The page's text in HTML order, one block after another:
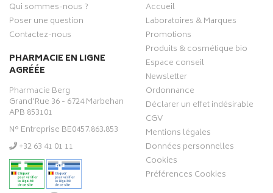
Qui sommes-nous ?
Poser une question
Contactez-nous
PHARMACIE EN LIGNE
AGRÉÉE
Pharmacie Berg
Grand’Rue 36 - 6724 Marbehan
APB 853101
N° Entreprise BE0457.863.853
‭+32 63 41 01 11‬
Accueil
Laboratoires & Marques
Promotions
Produits & cosmétique bio
Espace conseil
Newsletter
Ordonnance
Déclarer un effet indésirable
CGV
Mentions légales
Données personnelles
Cookies
Préférences Cookies